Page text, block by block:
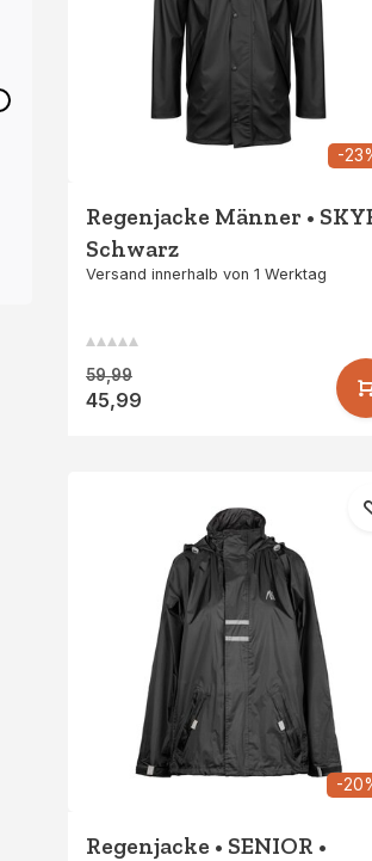
-
Regenjacke Männer •
Schwarz
Versand innerhalb von 1 Werktag
59,99
45,99
-
Regenjacke • SENIOR •